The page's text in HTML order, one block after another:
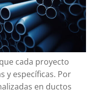
cada proyecto
y específicas. Por
en ductos